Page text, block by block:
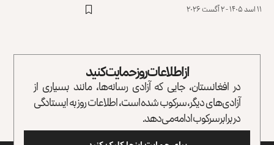
۱۱ اسد ۱۴۰۵ - ۲ آگست ۲۰۲۶
از اطلاعات روز حمایت کنید
در افغانستان، جایی که آزادی رسانه‌ها، مانند بسیاری از
آزادی‌های دیگر، سرکوب شده است، اطلاعات روز به ایستادگی
در برابر سرکوب ادامه می‌دهد.